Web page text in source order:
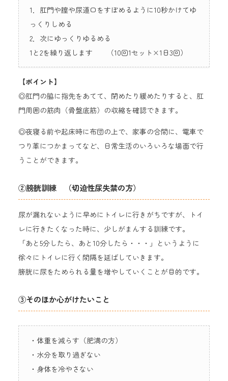
1．肛門や膣や尿道口をすぼめるように10秒かけてゆ
っくりしめる
2．次にゆっくりゆるめる
1と2を繰り返します （10回1セット×1日3回）
【ポイント】
◎肛門の脇に指先をあてて、閉めたり緩めたりすると、肛
門周囲の筋肉（骨盤底筋）の収縮を確認できます。
◎夜寝る前や起床時に布団の上で、家事の合間に、電車で
つり革につかまってなど、日常生活のいろいろな場面で行
うことができます。
②膀胱訓練 （切迫性尿失禁の方）
尿が漏れないように早めにトイレに行きがちですが、トイ
レに行きたくなった時に、少しがまんする訓練です。
「あと5分したら、あと10分したら・・・」というように
徐々にトイレに行く間隔を延ばしていきます。
膀胱に尿をためられる量を増やしていくことが目的です。
③そのほか心がけたいこと
・体重を減らす（肥満の方）
・水分を取り過ぎない
・身体を冷やさない